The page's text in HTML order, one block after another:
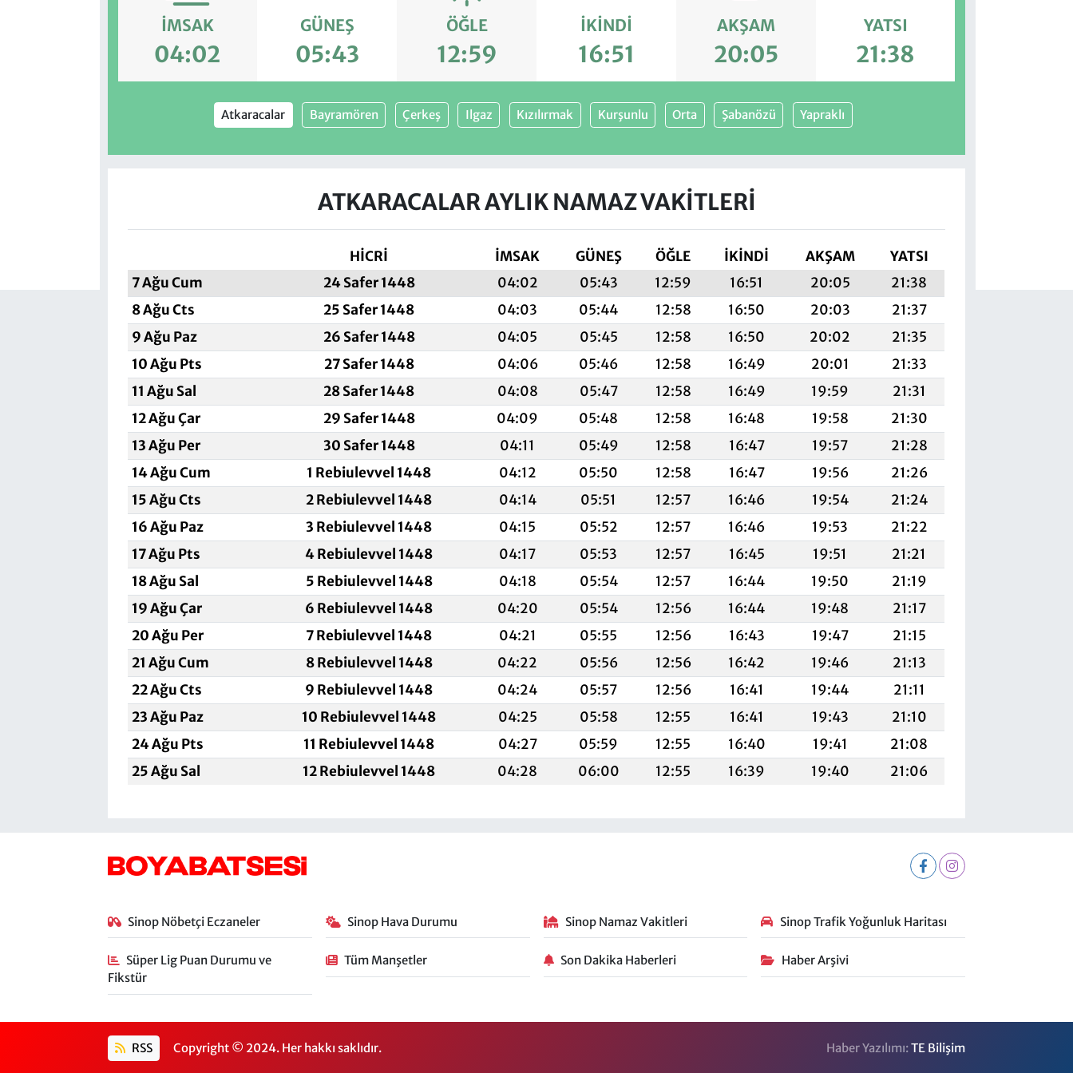
İMSAK
04:02
GÜNEŞ
05:43
ÖĞLE
12:59
İKINDI
16:51
AKŞAM
20:05
YATSI
21:38
Atkaracalar Bayramören Çerkeş Ilgaz Kızılırmak Kurşunlu Orta Şabanözü Yapraklı
ATKARACALAR AYLIK NAMAZ VAKITLERI
HİCRİ İMSAK GÜNEŞ ÖĞLE İKINDI AKŞAM
YATSI
7 Ağu Cum
24 Safer 1448 04:02 05:43 12:59 16:51 20:05
21:38
8 Ağu Cts
25 Safer 1448 04:03 05:44 12:58 16:50 20:03
21:37
9 Ağu Paz
26 Safer 1448 04:05 05:45 12:58 16:50 20:02
21:35
10 Ağu Pts
27 Safer 1448 04:06 05:46 12:58 16:49 20:01
21:33
11 Ağu Sal
28 Safer 1448 04:08 05:47 12:58 16:49 19:59
21:31
12 Ağu Çar
29 Safer 1448 04:09 05:48 12:58 16:48 19:58
21:30
13 Ağu Per
30 Safer 1448 04:11 05:49 12:58 16:47 19:57
21:28
14 Ağu Cum
1 Rebiulevvel 1448 04:12 05:50 12:58 16:47 19:56
21:26
15 Ağu Cts
2 Rebiulevvel 1448 04:14 05:51 12:57 16:46 19:54
21:24
16 Ağu Paz
3 Rebiulevvel 1448 04:15 05:52 12:57 16:46 19:53
21:22
17 Ağu Pts
4 Rebiulevvel 1448 04:17 05:53 12:57 16:45 19:51
21:21
18 Ağu Sal
5 Rebiulevvel 1448 04:18 05:54 12:57 16:44 19:50
21:19
19 Ağu Çar
6 Rebiulevvel 1448 04:20 05:54 12:56 16:44 19:48
21:17
20 Ağu Per
7 Rebiulevvel 1448 04:21 05:55 12:56 16:43 19:47
21:15
21 Ağu Cum
8 Rebiulevvel 1448 04:22 05:56 12:56 16:42 19:46
21:13
22 Ağu Cts
9 Rebiulevvel 1448 04:24 05:57 12:56 16:41 19:44
21:11
23 Ağu Paz
10 Rebiulevvel 1448 04:25 05:58 12:55 16:41 19:43
21:10
24 Ağu Pts
11 Rebiulevvel 1448 04:27 05:59 12:55 16:40 19:41
21:08
25 Ağu Sal
12 Rebiulevvel 1448 04:28 06:00 12:55 16:39 19:40 21:06
Sinop Nöbetçi Eczaneler Sinop Hava Durumu Sinop Namaz Vakitleri Sinop Trafik Yoğunluk Haritası
Süper Lig Puan Durumu ve
Fikstür
Tüm Manşetler Son Dakika Haberleri Haber Arşivi
RSS Copyright © 2024. Her hakkı saklıdır. Haber Yazılımı:TE Bilişim